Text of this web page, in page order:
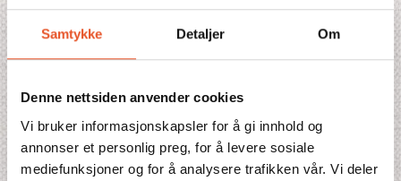
Samtykke Detaljer Om
Denne nettsiden anvender cookies
Vi bruker informasjonskapsler for å gi innhold og
annonser et personlig preg, for å levere sosiale
mediefunksjoner og for å analysere trafikken vår. Vi deler
Boende
Fakta
Kombinationer
Prisblad